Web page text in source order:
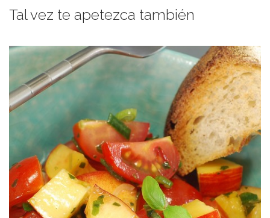
Tal vez te apetezca también
Te va a encantar.